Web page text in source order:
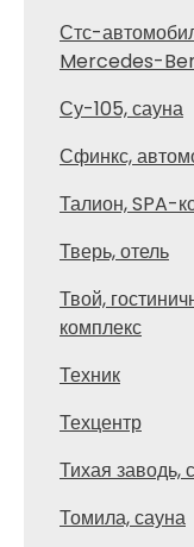
Стс-
Mercedes-
Су-105, сауна
Сфинкс,
Талион, SPA-
Тверь, отель
Твой,
комплекс
Техник
Техцентр
Тихая заводь,
Томила, сауна